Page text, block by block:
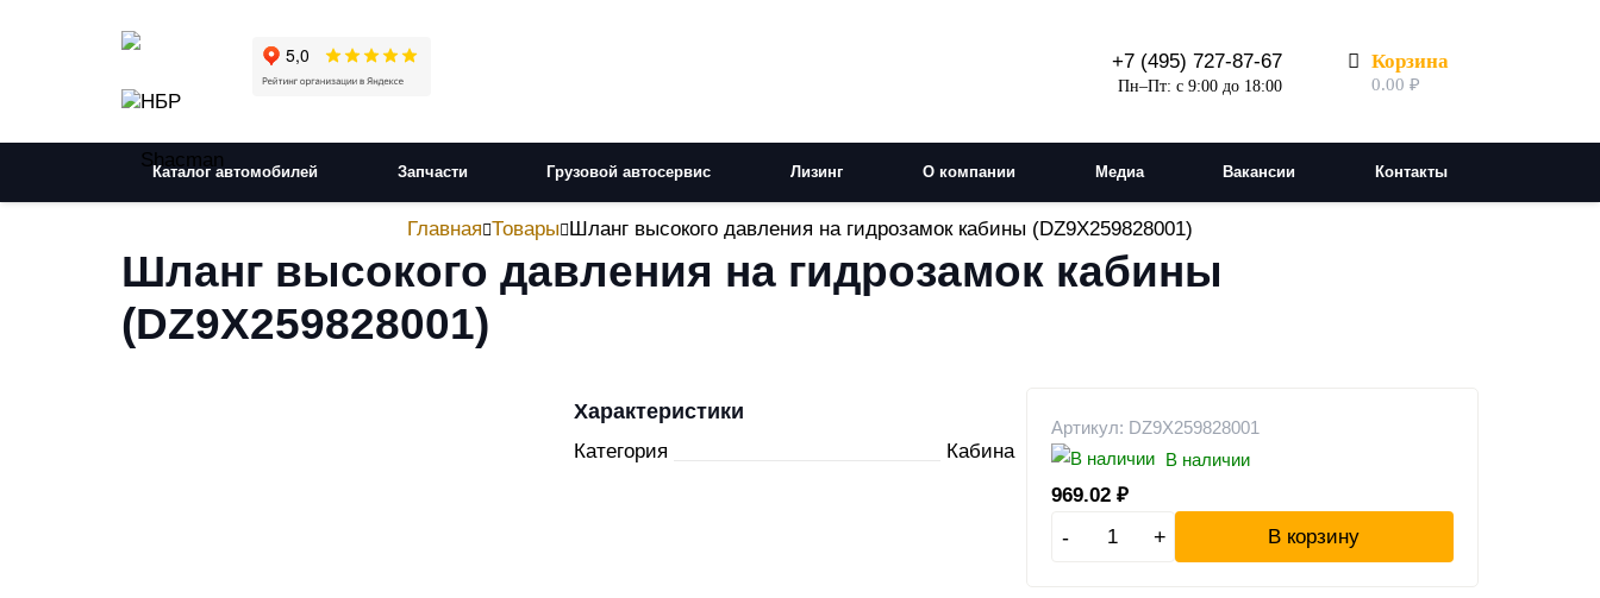
+7 (495) 727-87-67
Пн–Пт: с 9:00 до 18:00
Корзина
0.00 ₽
Каталог автомобилей Запчасти Грузовой автосервис Лизинг О компании Медиа Вакансии Контакты
Главная Товары Шланг высокого давления на гидрозамок кабины (DZ9X259828001)
Шланг высокого давления на гидрозамок кабины
(DZ9X259828001)
Характеристики
Категория Кабина
Артикул: DZ9X259828001
В наличии
969.02 ₽
- + В корзину